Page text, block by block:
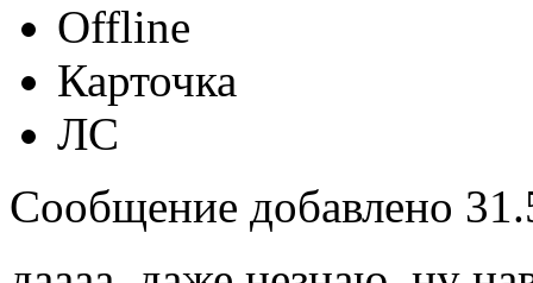
Offline
Карточка
ЛС
Сообщение добавлено